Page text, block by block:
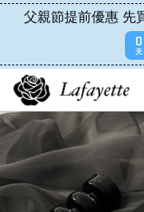
父親節提前優惠 先
0
天